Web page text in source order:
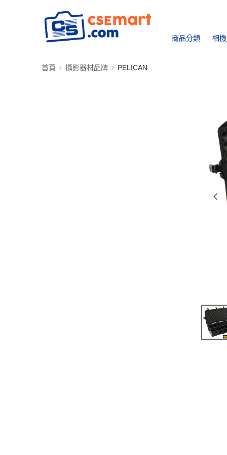
商品分類 相
首頁 攝影器材品牌 PELICAN